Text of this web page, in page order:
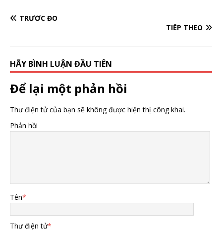
TRƯỚC ĐÓ
TIẾP THEO
HÃY BÌNH LUẬN ĐẦU TIÊN
Để lại một phản hồi
Thư điện tử của bạn sẽ không được hiện thị công khai.
Phản hồi
Tên*
Thư điện tử*